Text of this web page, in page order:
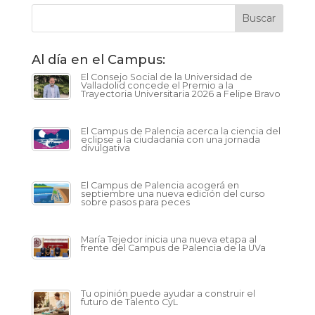
Al día en el Campus:
El Consejo Social de la Universidad de
Valladolid concede el Premio a la
Trayectoria Universitaria 2026 a Felipe Bravo
El Campus de Palencia acerca la ciencia del
eclipse a la ciudadanía con una jornada
divulgativa
El Campus de Palencia acogerá en
septiembre una nueva edición del curso
sobre pasos para peces
María Tejedor inicia una nueva etapa al
frente del Campus de Palencia de la UVa
Tu opinión puede ayudar a construir el
futuro de Talento CyL